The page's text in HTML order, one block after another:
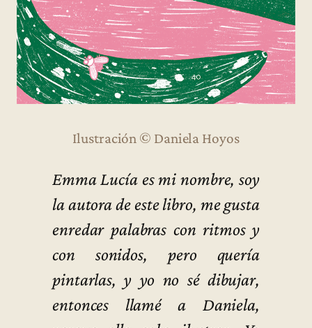
Ilustración © Daniela Hoyos
Emma Lucía es mi nombre, soy
la autora de este libro, me gusta
enredar palabras con ritmos y
con sonidos, pero quería
pintarlas, y yo no sé dibujar,
entonces llamé a Daniela,